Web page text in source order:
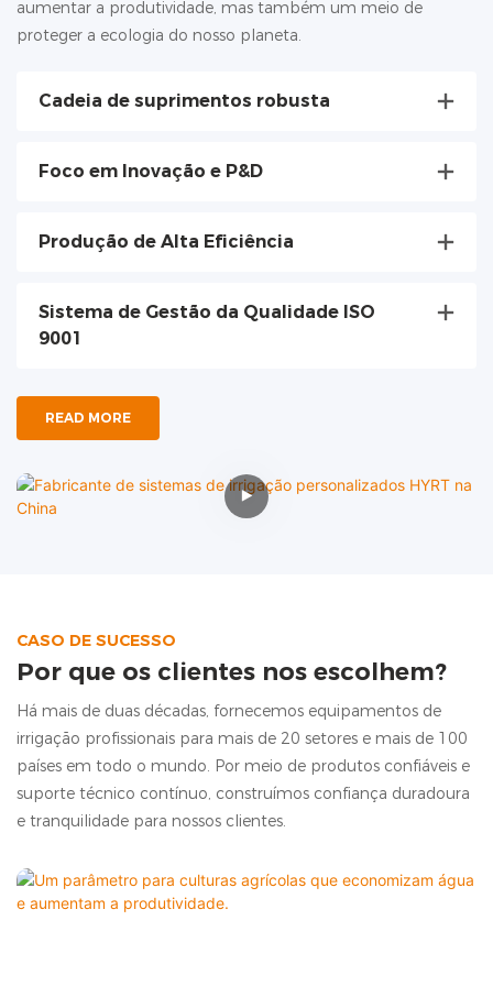
aumentar a produtividade, mas também um meio de
proteger a ecologia do nosso planeta.
Cadeia de suprimentos robusta
Foco em Inovação e P&D
Produção de Alta Eficiência
Sistema de Gestão da Qualidade ISO
9001
READ MORE
CASO DE SUCESSO
Por que os clientes nos escolhem?
Há mais de duas décadas, fornecemos equipamentos de
irrigação profissionais para mais de 20 setores e mais de 100
países em todo o mundo. Por meio de produtos confiáveis ​​e
suporte técnico contínuo, construímos confiança duradoura
e tranquilidade para nossos clientes.